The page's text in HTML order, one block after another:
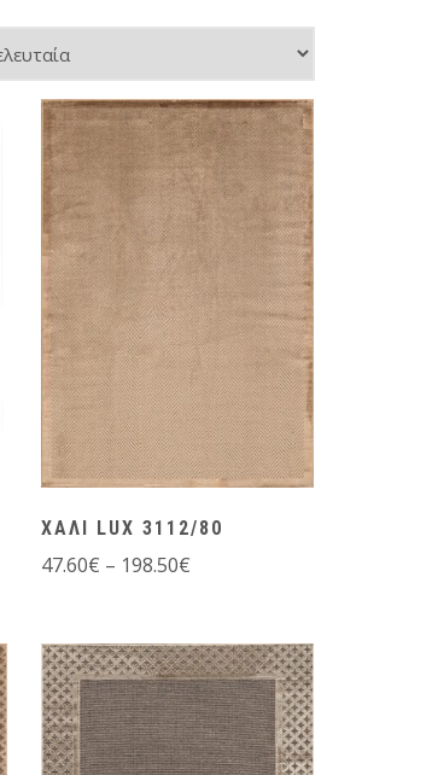
ΧΑΛΙ LUX 3112/80
47.60€ – 198.50€